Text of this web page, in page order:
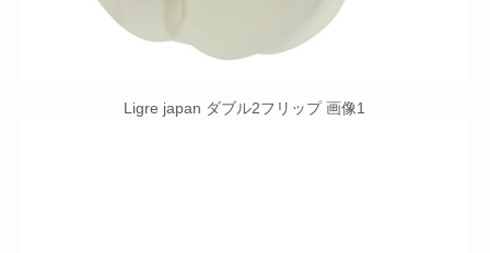
Ligre japan ダブル2フリップ 画像1